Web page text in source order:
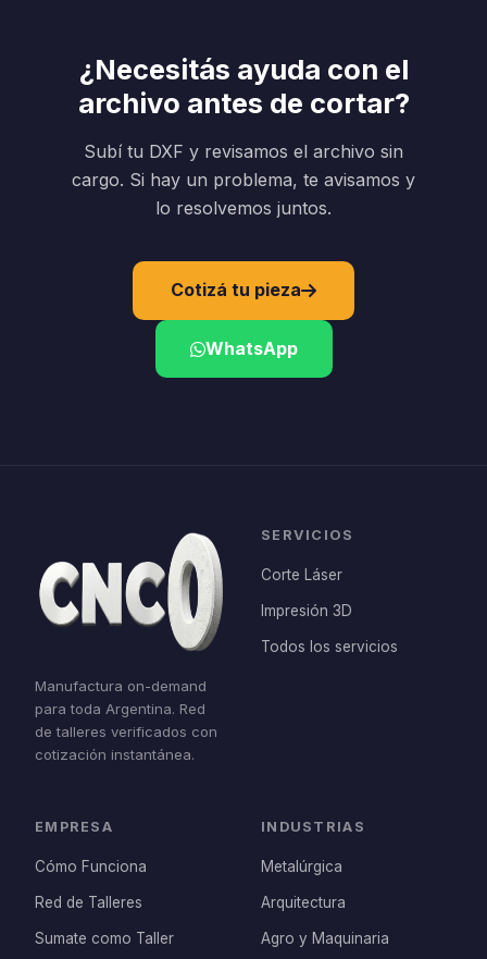
¿Necesitás ayuda con el
archivo antes de cortar?
Subí tu DXF y revisamos el archivo sin
cargo. Si hay un problema, te avisamos y
lo resolvemos juntos.
Cotizá tu pieza
WhatsApp
Manufactura on-demand
para toda Argentina. Red
de talleres verificados con
cotización instantánea.
SERVICIOS
Corte Láser
Impresión 3D
Todos los servicios
EMPRESA
Cómo Funciona
Red de Talleres
Sumate como Taller
INDUSTRIAS
Metalúrgica
Arquitectura
Agro y Maquinaria